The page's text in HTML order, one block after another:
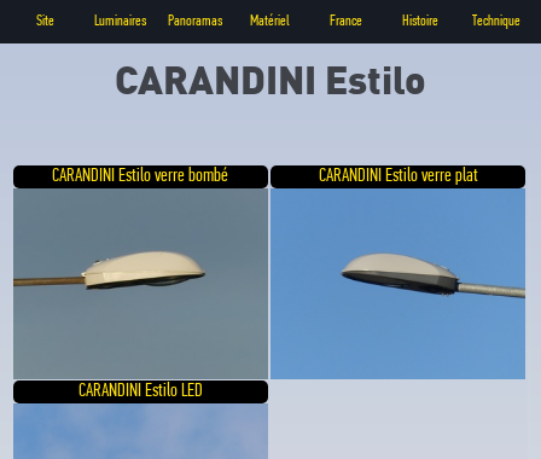
Site Luminaires Panoramas Matériel France Histoire Technique
CARANDINI Estilo
CARANDINI Estilo verre bombé CARANDINI Estilo verre plat
CARANDINI Estilo LED